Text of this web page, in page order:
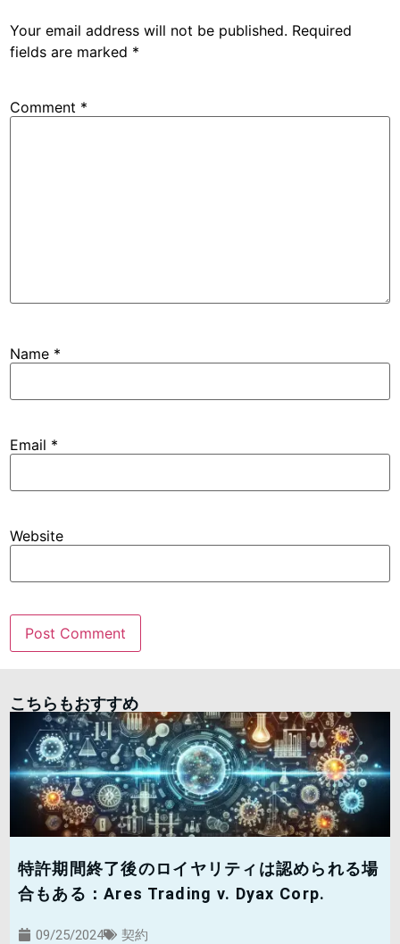
Your email address will not be published. Required
fields are marked *
Comment *
Name *
Email *
Website
こちらもおすすめ
特許期間終了後のロイヤリティは認められる場
合もある：Ares Trading v. Dyax Corp.
09/25/2024 契約